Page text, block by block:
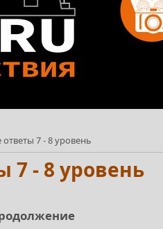
7 - 8 уровень
7 - 8 уровень